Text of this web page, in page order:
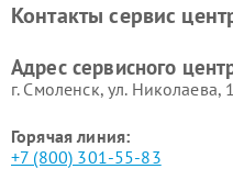
Контакты сервис
Адрес сервисного
г. Смоленск, ул. Николаева,
Горячая линия:
+7 (800) 301-55-83